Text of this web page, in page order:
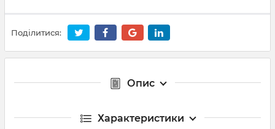
Поділитися:
Опис
Характеристики